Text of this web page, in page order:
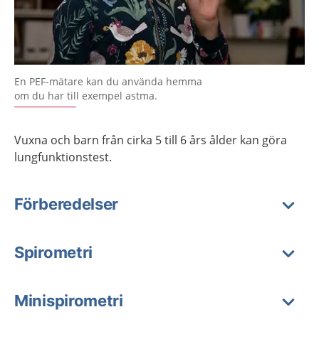
En PEF-mätare kan du använda hemma
om du har till exempel astma.
Vuxna och barn från cirka 5 till 6 års ålder kan göra
lungfunktionstest.
Förberedelser
Spirometri
Minispirometri